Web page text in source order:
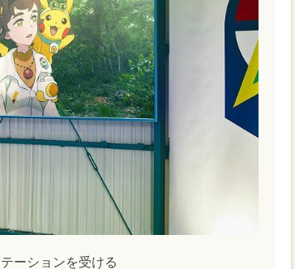
ーションを受ける